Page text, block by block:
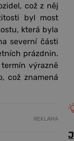
což z něj
byl most
která byla
severní části
prázdnin.
výrazně
což znamená
REKLAMA